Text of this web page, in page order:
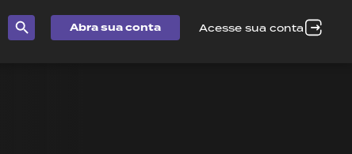
Abra sua conta Acesse sua conta